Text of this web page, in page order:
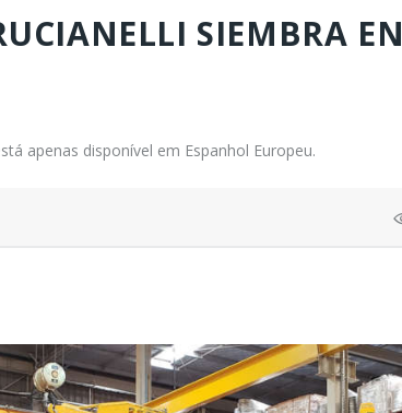
SIEMBRA EN
apenas disponível em Espanhol Europeu.